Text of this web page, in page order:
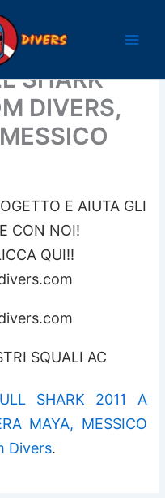
SHARK
DIVERS,
E AIUTA GLI
CON NOI!
QUI!!
SQUALI AC
SHARK 2011 A
MAYA, MESSICO
Divers.